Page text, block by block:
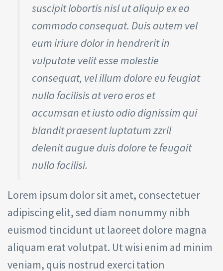
suscipit lobortis nisl ut aliquip ex ea
commodo consequat. Duis autem vel
eum iriure dolor in hendrerit in
vulputate velit esse molestie
consequat, vel illum dolore eu feugiat
nulla facilisis at vero eros et
accumsan et iusto odio dignissim qui
blandit praesent luptatum zzril
delenit augue duis dolore te feugait
nulla facilisi.
Lorem ipsum dolor sit amet, consectetuer
adipiscing elit, sed diam nonummy nibh
euismod tincidunt ut laoreet dolore magna
aliquam erat volutpat. Ut wisi enim ad minim
veniam, quis nostrud exerci tation